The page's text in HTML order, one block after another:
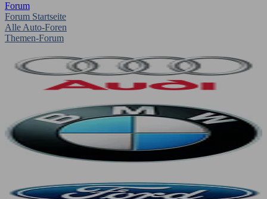
Forum
Forum Startseite
Alle Auto-Foren
Themen-Forum